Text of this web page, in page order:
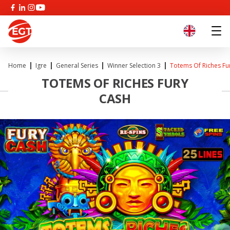
Home Igre General Series Winner Selection 3 Totems Of Riches
TOTEMS OF RICHES FURY
CASH